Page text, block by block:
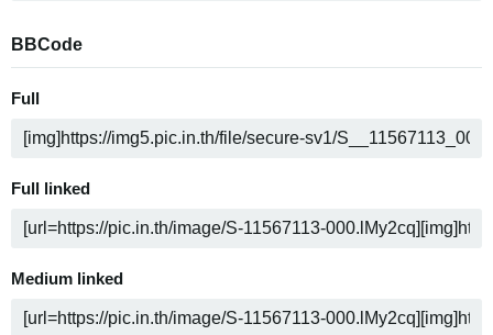
BBCode
Full
Full linked
Medium linked